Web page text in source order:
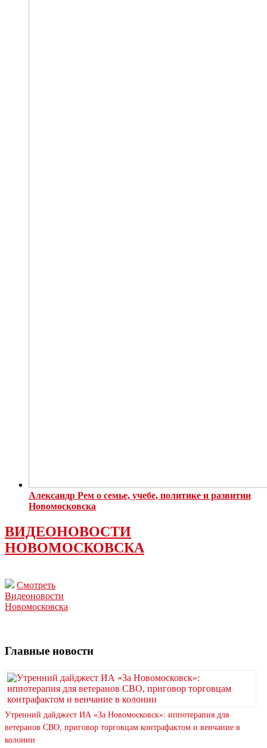
Александр Рем о семье, учебе, политике и развитии
Новомосковска
ВИДЕОНОВОСТИ
НОВОМОСКОВСКА
Смотреть
Видеоновости
Новомосковска
Главные новости
Утренний дайджест ИА «За Новомосковск»: иппотерапия для
ветеранов СВО, приговор торговцам контрафактом и венчание в
колонии